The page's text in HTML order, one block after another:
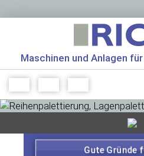
Maschinen und Anlagen
Gute Gründe